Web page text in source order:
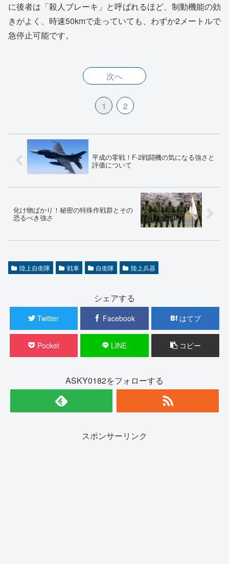
に後者は「殺人ブレーキ」と呼ばれるほど、制動機能の効
きがよく、時速50kmで走っていても、わずか2メートルで
急停止可能です。
次へ
1 2
平成の零戦！F-2戦闘機の気になる強さと
評価について
化け物ばかり！秘密の特殊作戦群とその
恐るべき強さ
陸上自衛隊 戦車 自衛隊 陸上兵器
シェアする
Twitter Facebook はてブ
Pocket LINE コピー
ASKY0182をフォローする
スポンサーリンク